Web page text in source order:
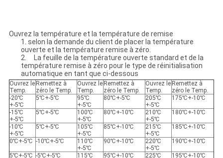
Ouvrez la température et la température de remise
1. selon la demande du client de placer la température
ouverte et la température remise à zéro.
2. La feuille de la température ouverte standard et de la
température remise à zéro pour le type de réinitialisation
automatique en tant que ci-dessous
Ouvrez le
Temp.
Remettez à
zéro le Temp.
Ouvrez le
Temp.
Remettez à
zéro le Temp.
Ouvrez le
Temp.
Remettez à
zéro le Temp.
-20℃
+-5℃
5℃+-5℃
95℃
+-5℃
80℃+-5℃
205℃
+-5℃
175℃+-10℃
-15℃
+-5℃
5℃+-5℃
100℃
+-5℃
80℃+-10℃
210℃
+-5℃
180℃+-10℃
-10℃
+-5℃
5℃+-5℃
105℃
+-5℃
85℃+-10℃
215℃
+-5℃
185℃+-10℃
0℃+-5℃ -10℃+-5℃
110℃
+-5℃
90℃+-10℃
220℃
+-5℃
190℃+-10℃
5℃+-5℃ -5℃+-5℃ 115℃ 95℃+-10℃ 225℃ 195℃+-10℃